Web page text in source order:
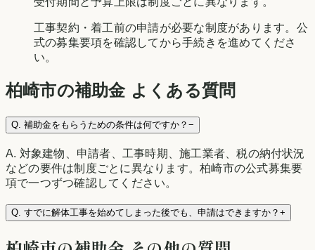
工事契約・着工前の申請が必要な制度があります。公
式の募集要項を確認してから手続きを進めてくださ
い。
柏崎市の補助金 よくある質問
Q. 補助金をもらうための条件は何ですか？ −
A. 対象建物、申請者、工事時期、施工業者、税の納付状況
などの要件は制度ごとに異なります。柏崎市の公式募集要
項で一つずつ確認してください。
Q. すでに解体工事を始めてしまった後でも、申請はできますか？ +